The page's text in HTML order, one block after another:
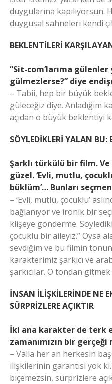
duygularına kapılıyorsun.
duygusal sahneleri kendi
BEKLENTİLERİ
“Sit-com’larıma
gülmezlerse?” diye
– Tabii, hep bir büyük
güleceğiz diye. Anladığım
açıdan o büyük beklentiyi
SÖYLEDİKLERİ YALAN
Şarklı türkülü bir film.
güzel. ‘Evli, mutlu,
büklüm’… Bunları
– ‘Evli, mutlu, çocuklu’
bağlanıyor ve ironik bir
klişeye gönderme.
çocuklu bir aileyiz.” Oysa
sevdiğim ve bu filmin
karakterimiz şarkıcı ve
şarkıcılar. O tondan gitmek
İNSAN İLİŞKİLERİNDE NE
SÜRPRİZLERE AÇIKTIR
İki ana karakter de terk
zamanımızın bir gerçeği
– Valla her an herkesin
ilişkilerinin garantisi yok
biçemezsin, sürprizlere